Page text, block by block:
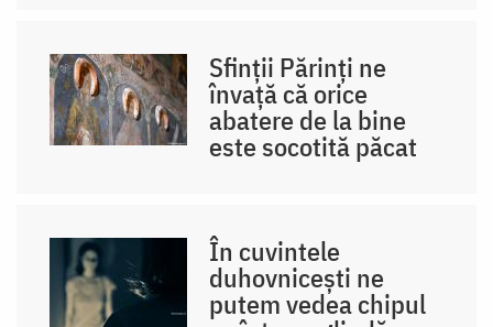
Sfinții Părinți ne
învață că orice
abatere de la bine
este socotită păcat
În cuvintele
duhovnicești ne
putem vedea chipul